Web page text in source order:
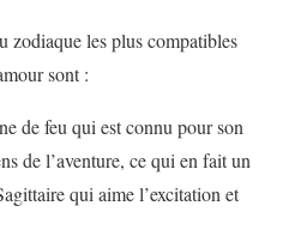
zodiaque les plus compatibles
sont :
de feu qui est connu pour son
de l’aventure, ce qui en fait un
qui aime l’excitation et